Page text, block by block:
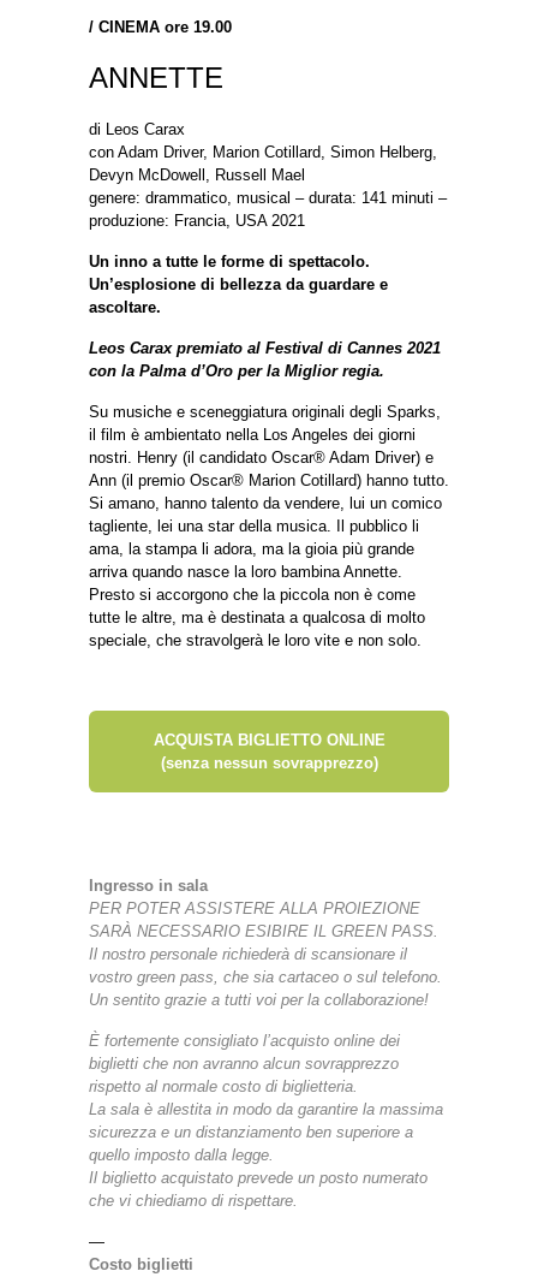
/ CINEMA ore 19.00
ANNETTE
di Leos Carax
con Adam Driver, Marion Cotillard, Simon Helberg,
Devyn McDowell, Russell Mael
genere: drammatico, musical – durata: 141 minuti –
produzione: Francia, USA 2021
Un inno a tutte le forme di spettacolo.
Un’esplosione di bellezza da guardare e
ascoltare.
Leos Carax premiato al Festival di Cannes 2021
con la Palma d’Oro per la Miglior regia.
Su musiche e sceneggiatura originali degli Sparks,
il film è ambientato nella Los Angeles dei giorni
nostri. Henry (il candidato Oscar® Adam Driver) e
Ann (il premio Oscar® Marion Cotillard) hanno tutto.
Si amano, hanno talento da vendere, lui un comico
tagliente, lei una star della musica. Il pubblico li
ama, la stampa li adora, ma la gioia più grande
arriva quando nasce la loro bambina Annette.
Presto si accorgono che la piccola non è come
tutte le altre, ma è destinata a qualcosa di molto
speciale, che stravolgerà le loro vite e non solo.
ACQUISTA BIGLIETTO ONLINE
(senza nessun sovrapprezzo)
Ingresso in sala
PER POTER ASSISTERE ALLA PROIEZIONE
SARÀ NECESSARIO ESIBIRE IL GREEN PASS.
Il nostro personale richiederà di scansionare il
vostro green pass, che sia cartaceo o sul telefono.
Un sentito grazie a tutti voi per la collaborazione!
È fortemente consigliato l’acquisto online dei
biglietti che non avranno alcun sovrapprezzo
rispetto al normale costo di biglietteria.
La sala è allestita in modo da garantire la massima
sicurezza e un distanziamento ben superiore a
quello imposto dalla legge.
Il biglietto acquistato prevede un posto numerato
che vi chiediamo di rispettare.
—
Costo biglietti